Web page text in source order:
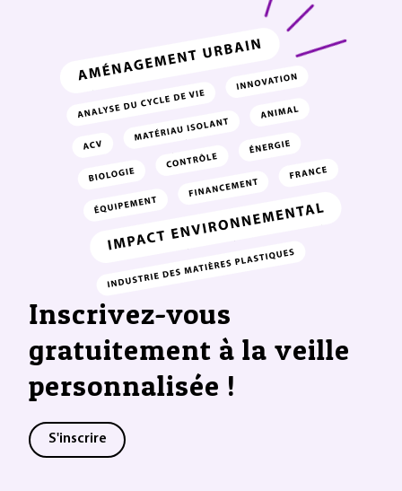
Inscrivez-vous
gratuitement à la veille
personnalisée !
S'inscrire